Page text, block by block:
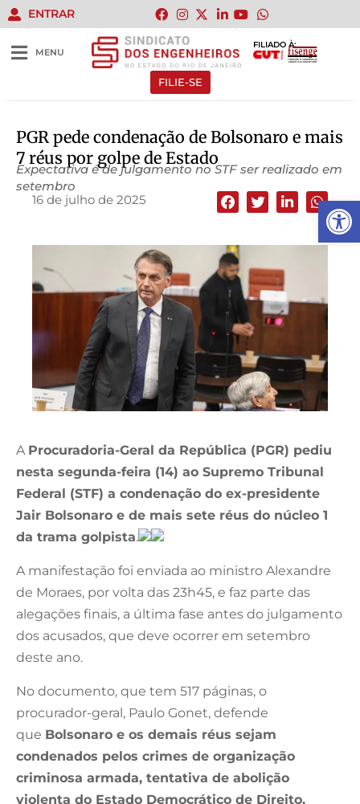
Abrir
ENTRAR
MENU
FILIADO À:
FILIE-SE
PGR pede condenação de Bolsonaro e mais
7 réus por golpe de Estado
Expectativa é de julgamento no STF ser realizado em
setembro
16 de julho de 2025
A Procuradoria-Geral da República (PGR) pediu
nesta segunda-feira (14) ao Supremo Tribunal
Federal (STF) a condenação do ex-presidente
Jair Bolsonaro e de mais sete réus do núcleo 1
da trama golpista.
A manifestação foi enviada ao ministro Alexandre
de Moraes, por volta das 23h45, e faz parte das
alegações finais, a última fase antes do julgamento
dos acusados, que deve ocorrer em setembro
deste ano.
No documento, que tem 517 páginas, o
procurador-geral, Paulo Gonet, defende
que Bolsonaro e os demais réus sejam
condenados pelos crimes de organização
criminosa armada, tentativa de abolição
violenta do Estado Democrático de Direito,